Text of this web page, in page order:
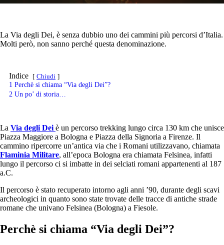
La Via degli Dei, è senza dubbio uno dei cammini più percorsi d’Italia.
Molti però, non sanno perché questa denominazione.
Indice Chiudi
1 Perchè si chiama “Via degli Dei”?
2 Un po’ di storia…
La Via degli Dei è un percorso trekking lungo circa 130 km che unisce
Piazza Maggiore a Bologna e Piazza della Signoria a Firenze. Il
cammino ripercorre un’antica via che i Romani utilizzavano, chiamata
Flaminia Militare, all’epoca Bologna era chiamata Felsinea, infatti
lungo il percorso ci si imbatte in dei selciati romani appartenenti al 187
a.C.
Il percorso è stato recuperato intorno agli anni ’90, durante degli scavi
archeologici in quanto sono state trovate delle tracce di antiche strade
romane che univano Felsinea (Bologna) a Fiesole.
Perchè si chiama “Via degli Dei”?